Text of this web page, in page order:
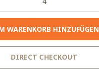
WARENKORB HINZUFÜGEN
DIRECT CHECKOUT